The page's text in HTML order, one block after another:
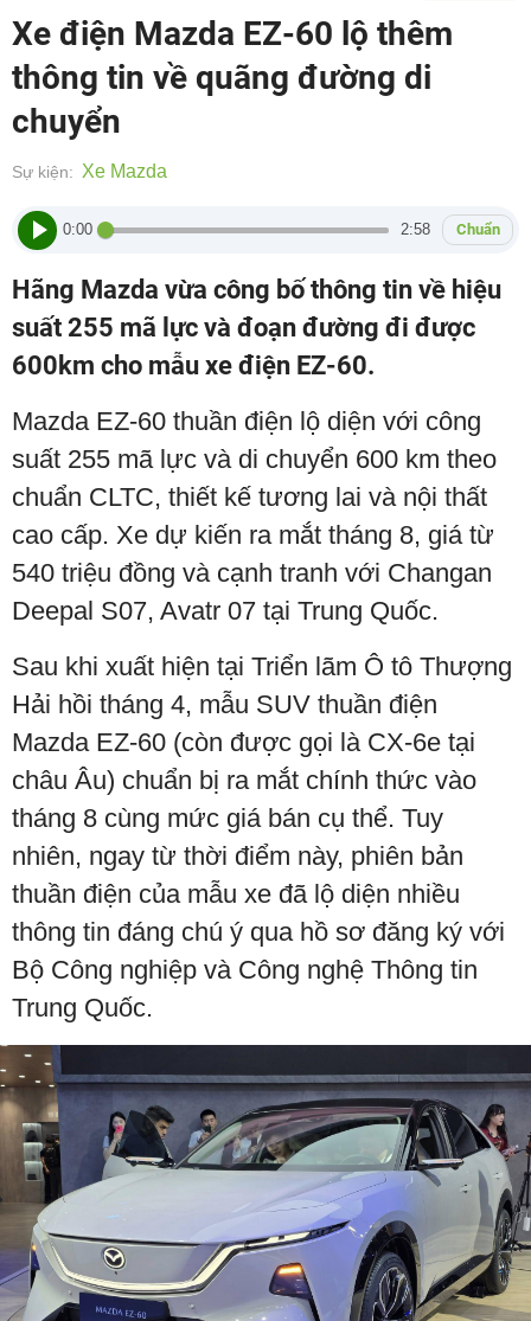
Xe điện Mazda EZ-60 lộ thêm
thông tin về quãng đường di
chuyển
Sự kiện: Xe Mazda
0:00 2:58 Chuẩn
Hãng Mazda vừa công bố thông tin về hiệu
suất 255 mã lực và đoạn đường đi được
600km cho mẫu xe điện EZ-60.
Mazda EZ-60 thuần điện lộ diện với công
suất 255 mã lực và di chuyển 600 km theo
chuẩn CLTC, thiết kế tương lai và nội thất
cao cấp. Xe dự kiến ra mắt tháng 8, giá từ
540 triệu đồng và cạnh tranh với Changan
Deepal S07, Avatr 07 tại Trung Quốc.
Sau khi xuất hiện tại Triển lãm Ô tô Thượng
Hải hồi tháng 4, mẫu SUV thuần điện
Mazda EZ-60 (còn được gọi là CX-6e tại
châu Âu) chuẩn bị ra mắt chính thức vào
tháng 8 cùng mức giá bán cụ thể. Tuy
nhiên, ngay từ thời điểm này, phiên bản
thuần điện của mẫu xe đã lộ diện nhiều
thông tin đáng chú ý qua hồ sơ đăng ký với
Bộ Công nghiệp và Công nghệ Thông tin
Trung Quốc.